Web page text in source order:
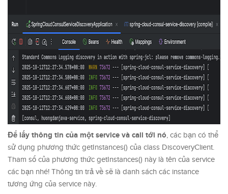
Để lấy thông tin của một service và call tới nó, các bạn có thể
sử dụng phương thức getInstances() của class DiscoveryClient.
Tham số của phương thức getInstances() này là tên của service
các bạn nhé! Thông tin trả về sẽ là danh sách các instance
tương ứng của service này.